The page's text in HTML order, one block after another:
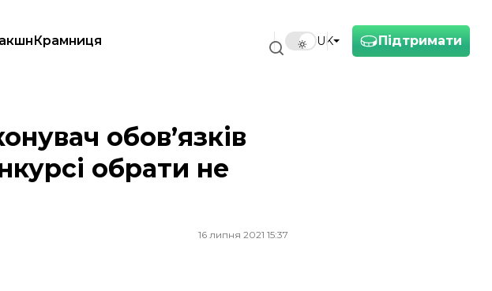
Підтримати
UK
Крамниця
змогли
обов’язків
обрати не
16 липня 2021 15:37